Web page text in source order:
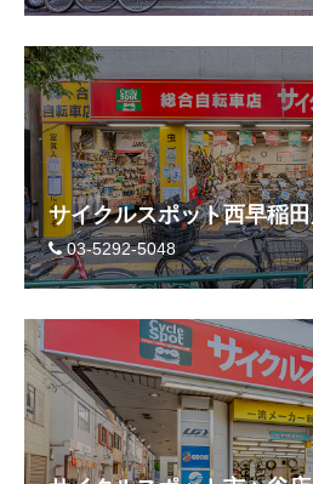
サイクルスポット西早稲
03-5292-5048